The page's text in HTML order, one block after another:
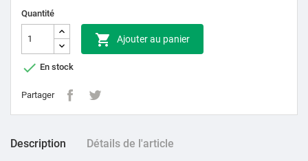
Quantité
 Ajouter au panier
 En stock
Partager
Description Détails de l'article